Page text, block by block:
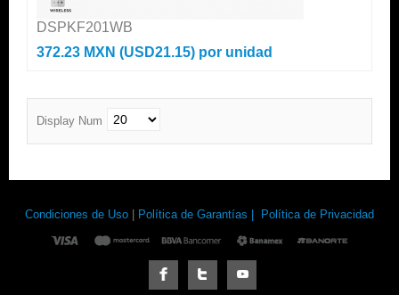
DSPKF201WB
372.23 MXN (USD21.15) por unidad
Display Num
Condiciones de Uso Política de Garantías | Política de Privacidad